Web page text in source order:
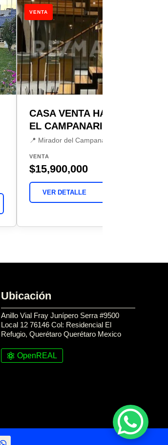
VENTA
CASA VENTA HACIENDA
EL CAMPANARIO
📍 Mirador del Campanario, Querétaro
VENTA
$15,900,000
VER DETALLE
Ubicación
Anillo Vial Fray Junípero Serra #9500
Local 12 76146 Col: Residencial El
Refugio, Querétaro Querétaro Mexico
OpenREAL
